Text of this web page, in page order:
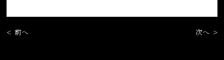
< 前へ 次へ >